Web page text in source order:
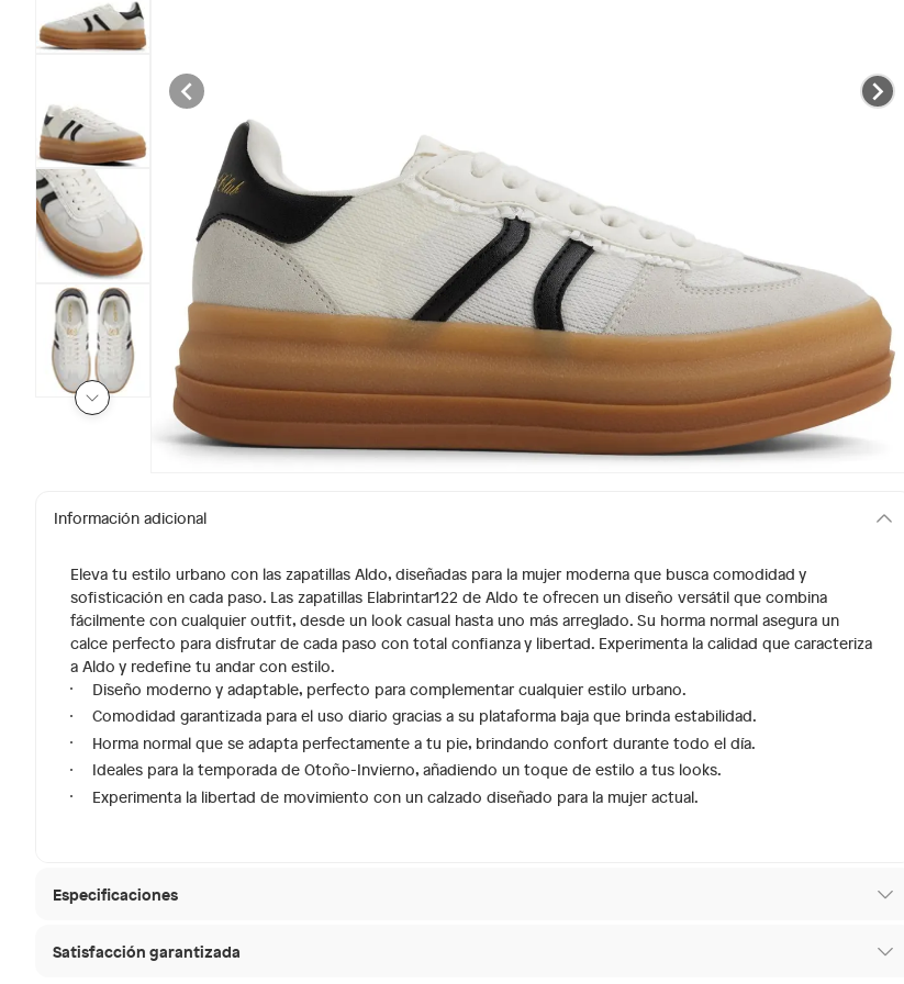
Información adicional
Eleva tu estilo urbano con las zapatillas Aldo, diseñadas para la mujer moderna que busca comodidad y
sofisticación en cada paso. Las zapatillas Elabrintar122 de Aldo te ofrecen un diseño versátil que combina
fácilmente con cualquier outfit, desde un look casual hasta uno más arreglado. Su horma normal asegura un
calce perfecto para disfrutar de cada paso con total confianza y libertad. Experimenta la calidad que caracteriza
a Aldo y redefine tu andar con estilo.
Diseño moderno y adaptable, perfecto para complementar cualquier estilo urbano.
Comodidad garantizada para el uso diario gracias a su plataforma baja que brinda estabilidad.
Horma normal que se adapta perfectamente a tu pie, brindando confort durante todo el día.
Ideales para la temporada de Otoño-Invierno, añadiendo un toque de estilo a tus looks.
Experimenta la libertad de movimiento con un calzado diseñado para la mujer actual.
Especificaciones
Tipo de ajuste
Satisfacción garantizada